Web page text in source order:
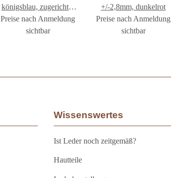
königsblau, zugerichtet
2-4mm
Preise nach Anmeldung
sichtbar
+/-2,8mm, dunkelrot
Preise nach Anmeldung
sichtbar
Wissenswertes
Ist Leder noch zeitgemäß?
Hautteile